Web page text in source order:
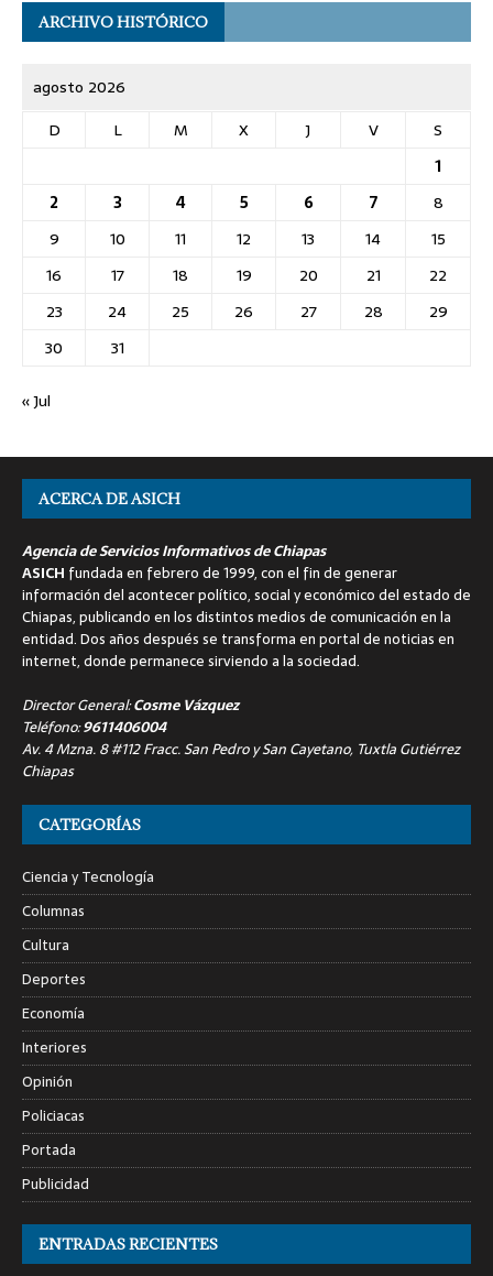
ARCHIVO HISTÓRICO
agosto 2026
D
L M X J V
S
1
2
3 4 5 6 7
8
9
10 11 12 13 14
15
16
17 18 19 20 21
22
23
24 25 26 27 28
29
30
31
« Jul
ACERCA DE ASICH
Agencia de Servicios Informativos de Chiapas
ASICH fundada en febrero de 1999, con el fin de generar
información del acontecer político, social y económico del estado de
Chiapas, publicando en los distintos medios de comunicación en la
entidad. Dos años después se transforma en portal de noticias en
internet, donde permanece sirviendo a la sociedad.
Director General:Cosme Vázquez
Teléfono:9611406004
Av. 4 Mzna. 8 #112 Fracc. San Pedro y San Cayetano, Tuxtla Gutiérrez
Chiapas
CATEGORÍAS
Ciencia y Tecnología
Columnas
Cultura
Deportes
Economía
Interiores
Opinión
Policiacas
Portada
Publicidad
ENTRADAS RECIENTES